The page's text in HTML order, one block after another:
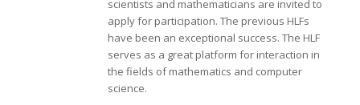
scientists and mathematicians are invited to
apply for participation. The previous HLFs
have been an exceptional success. The HLF
serves as a great platform for interaction in
the fields of mathematics and computer
science.